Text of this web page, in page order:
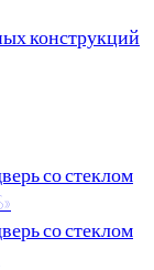
конструкций
со стеклом
со стеклом